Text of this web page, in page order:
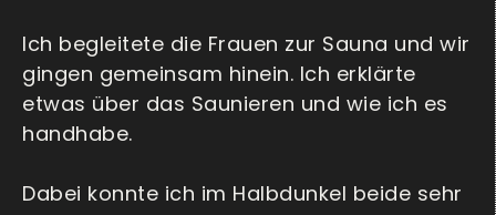
Ich begleitete die Frauen zur Sauna und wir
gingen gemeinsam hinein. Ich erklärte
etwas über das Saunieren und wie ich es
handhabe.
Dabei konnte ich im Halbdunkel beide sehr